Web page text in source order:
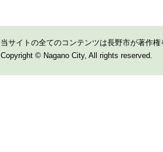
当サイトの全てのコンテンツは長野市が著作
Copyright © Nagano City, All rights reserved.